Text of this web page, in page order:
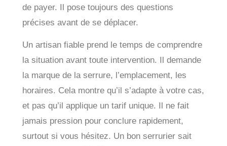
de payer. Il pose toujours des questions
précises avant de se déplacer.
Un artisan fiable prend le temps de comprendre
la situation avant toute intervention. Il demande
la marque de la serrure, l’emplacement, les
horaires. Cela montre qu’il s’adapte à votre cas,
et pas qu’il applique un tarif unique. Il ne fait
jamais pression pour conclure rapidement,
surtout si vous hésitez. Un bon serrurier sait